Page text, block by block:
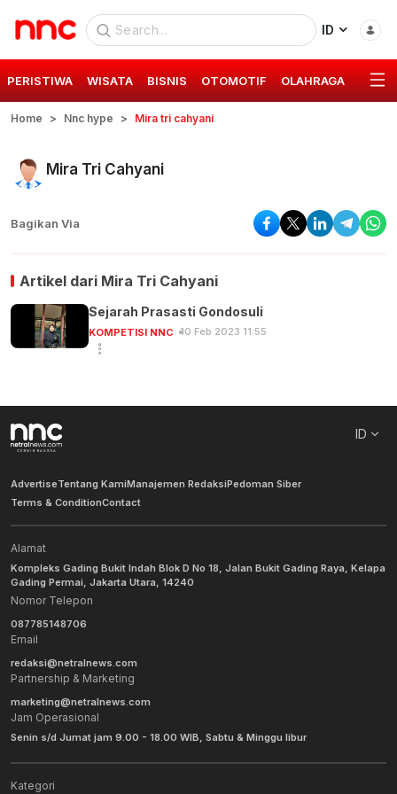
ID
PERISTIWA WISATA BISNIS OTOMOTIF OLAHRAGA GAYA
Home Nnc hype Mira tri cahyani
Mira Tri Cahyani
Bagikan Via
Artikel dari Mira Tri Cahyani
Sejarah Prasasti Gondosuli
KOMPETISI NNC 10 Feb 2023 11:55
ID
AdvertiseTentang KamiManajemen RedaksiPedoman Siber
Terms & ConditionContact
Alamat
Kompleks Gading Bukit Indah Blok D No 18, Jalan Bukit Gading Raya, Kelapa
Gading Permai, Jakarta Utara, 14240
Nomor Telepon
087785148706
Email
redaksi@netralnews.com
Partnership & Marketing
marketing@netralnews.com
Jam Operasional
Senin s/d Jumat jam 9.00 - 18.00 WIB, Sabtu & Minggu libur
Kategori